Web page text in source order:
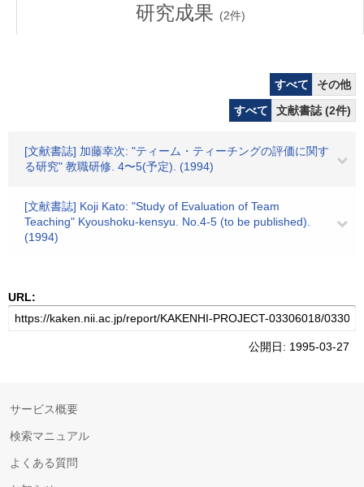
研究成果 (2件)
すべて
その他
すべて
文献書誌 (2件)
[文献書誌] 加藤幸次: "ティーム・ティーチングの評価に関す
る研究" 教職研修. 4〜5(予定). (1994)
[文献書誌] Koji Kato: "Study of Evaluation of Team
Teaching" Kyoushoku-kensyu. No.4-5 (to be published).
(1994)
URL:
公開日: 1995-03-27
サービス概要
検索マニュアル
よくある質問